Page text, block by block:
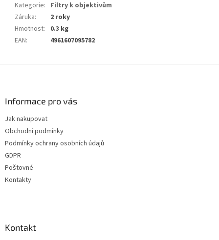
Kategorie: Filtry k objektivům
Záruka:
2 roky
Hmotnost:
0.3 kg
EAN: 4961607095782
Informace pro vás
Jak nakupovat
Obchodní podmínky
Podmínky ochrany osobních údajů
GDPR
Poštovné
Kontakty
Kontakt